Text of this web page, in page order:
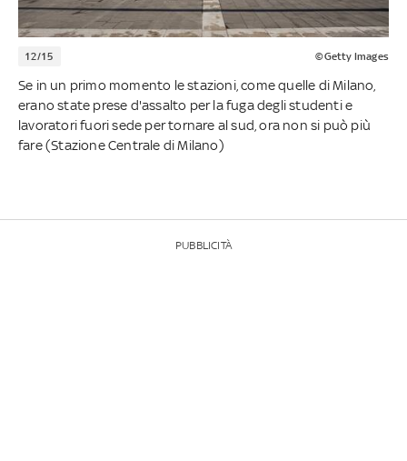
12/15 ©Getty Images
Se in un primo momento le stazioni, come quelle di Milano,
erano state prese d'assalto per la fuga degli studenti e
lavoratori fuori sede per tornare al sud, ora non si può più
fare (Stazione Centrale di Milano)
PUBBLICITÀ